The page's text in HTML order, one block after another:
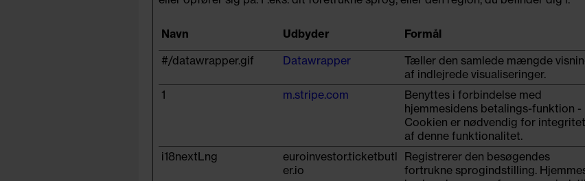
Navn Udbyder Formål
#/datawrapper.gif
Datawrapper
Tæller den samlede mængde
af indlejrede visualiseringer.
1
m.stripe.com
Benyttes i forbindelse med
hjemmesidens betalings-funktion -
Cookien er nødvendig for
af denne funktionalitet.
i18nextLng
euroinvestor.ticketbutl
er.io
Registrerer den besøgendes
fortrukne sprogindstilling.